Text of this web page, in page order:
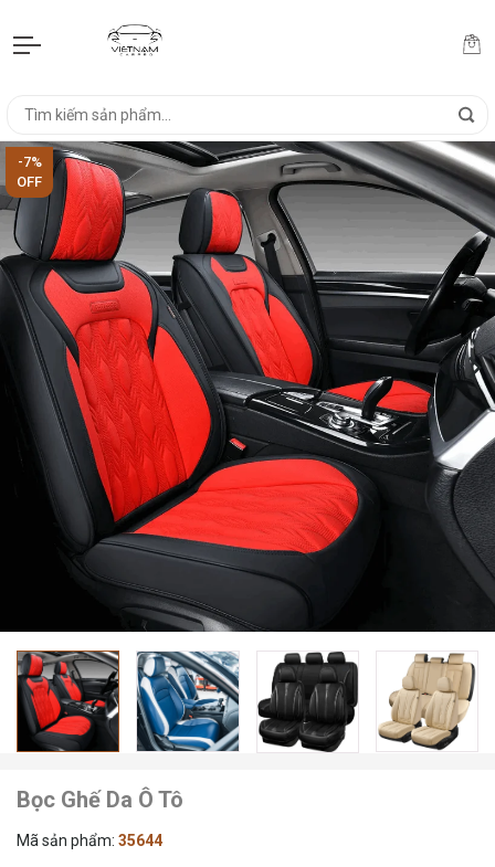
-7%
OFF
Bọc Ghế Da Ô Tô
Mã sản phẩm: 35644